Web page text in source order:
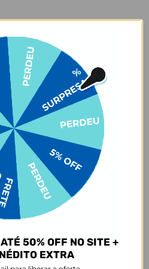
sua bebida quente por até 45
novo companheiro para aquele
cafézinho no fim de tarde, seja qual
vai deixar tudo mais gostoso.
disponível em várias estampas que
até os pais de pets e amantes de
todos os personagens
do nosso portfólio.
bebida ainda mais gelada,
do copo.
(aço inoxidável 18/8)
até 4 horas**, **quente por até 45
50% OFF NO SITE +
EXTRA